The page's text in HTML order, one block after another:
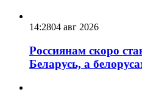
14:2804 авг 2026
Россиянам скоро
Беларусь, а